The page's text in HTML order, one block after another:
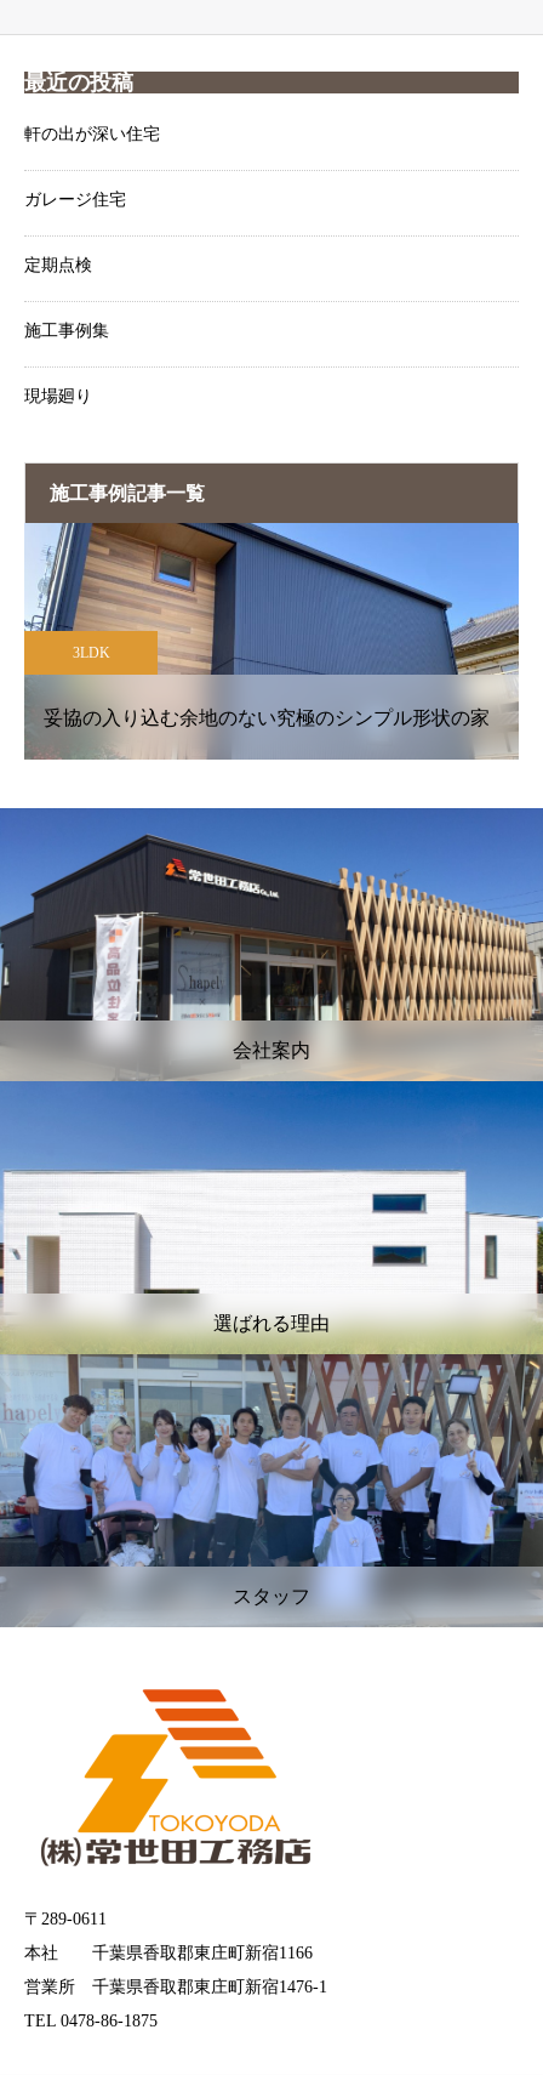
最近の投稿
軒の出が深い住宅
ガレージ住宅
定期点検
施工事例集
現場廻り
施工事例記事一覧
3LDK
妥協の入り込む余地のない究極のシンプル形状の家
会社案内
選ばれる理由
スタッフ
〒289-0611
本社 千葉県香取郡東庄町新宿1166
営業所 千葉県香取郡東庄町新宿1476-1
TEL 0478-86-1875